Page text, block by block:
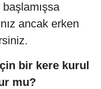
ancak erken
bir kere kurul
mu?